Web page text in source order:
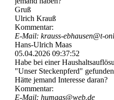
Gruß
Ulrich Krauß
Kommentar:
E-Mail: krauss-­ebhausen@­t-­
Hans-Ulrich Maas
05.04.2026 09:37:52
Habe bei einer
"Unser Steckenpferd"
Hätte jemand Interesse daran?
Kommentar:
E-Mail: humaas@web.de